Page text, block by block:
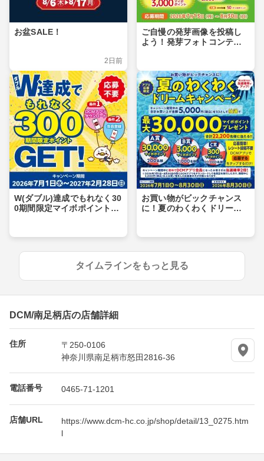
お盆SALE！
2日前
ご自慢の発芽画像を投稿し
よう！発芽フォトコンテス
W(ダブル)達成でもれなく30
0期間限定マイボポイントG
お買い物がビックチャンス
に！夏のわくわくドリーム
タイムラインをもっと見る
DCM/南足柄店の店舗詳細
住所
〒250-0106
神奈川県南足柄市怒田2816-36
電話番号 0465-71-1201
店舗URL
https://www.dcm-hc.co.jp/shop/detail/13_0275.htm
l